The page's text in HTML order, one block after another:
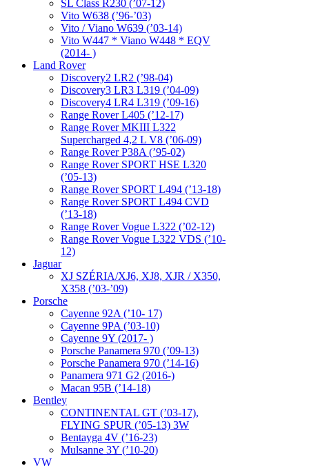
SL Class R230 (’07-12)
Vito W638 (’96-’03)
Vito / Viano W639 (’03-14)
Vito W447 * Viano W448 * EQV
(2014- )
Land Rover
Discovery2 LR2 (’98-04)
Discovery3 LR3 L319 (’04-09)
Discovery4 LR4 L319 (’09-16)
Range Rover L405 (’12-17)
Range Rover MKIII L322
Supercharged 4,2 L V8 (’06-09)
Range Rover P38A (’95-02)
Range Rover SPORT HSE L320
(’05-13)
Range Rover SPORT L494 (’13-18)
Range Rover SPORT L494 CVD
(’13-18)
Range Rover Vogue L322 (’02-12)
Range Rover Vogue L322 VDS (’10-
12)
Jaguar
XJ SZÉRIA/XJ6, XJ8, XJR / X350,
X358 (’03-’09)
Porsche
Cayenne 92A (’10- 17)
Cayenne 9PA (’03-10)
Cayenne 9Y (2017- )
Porsche Panamera 970 (’09-13)
Porsche Panamera 970 (’14-16)
Panamera 971 G2 (2016-)
Macan 95B (’14-18)
Bentley
CONTINENTAL GT (’03-17),
FLYING SPUR (’05-13) 3W
Bentayga 4V (’16-23)
Mulsanne 3Y (’10-20)
VW